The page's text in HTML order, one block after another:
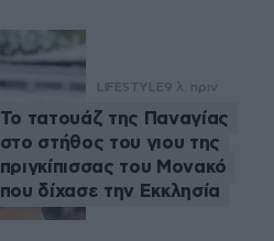
LIFESTYLE9 λ. πριν
Το τατουάζ της Παναγίας
στο στήθος του γιου της
πριγκίπισσας του Μονακό
που δίχασε την Εκκλησία